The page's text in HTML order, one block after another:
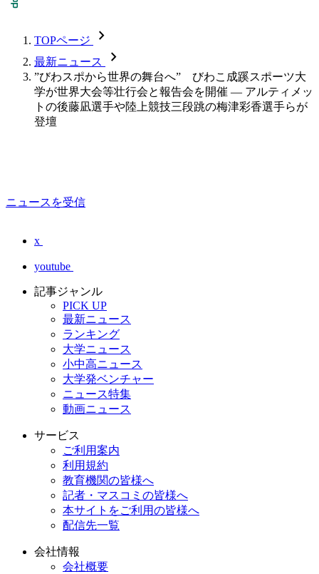
TOPページ chevron_forward
最新ニュース chevron_forward
”びわスポから世界の舞台へ” びわこ成蹊スポーツ大
学が世界大会等壮行会と報告会を開催 — アルティメッ
トの後藤凪選手や陸上競技三段跳の梅津彩香選手らが
登壇
ニュースを受信
x
youtube
記事ジャンル
PICK UP
最新ニュース
ランキング
大学ニュース
小中高ニュース
大学発ベンチャー
ニュース特集
動画ニュース
サービス
ご利用案内
利用規約
教育機関の皆様へ
記者・マスコミの皆様へ
本サイトをご利用の皆様へ
配信先一覧
会社情報
会社概要